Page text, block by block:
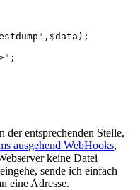
entsprechenden Stelle,
ausgehend WebHooks,
keine Datei
sende ich einfach
eine Adresse.